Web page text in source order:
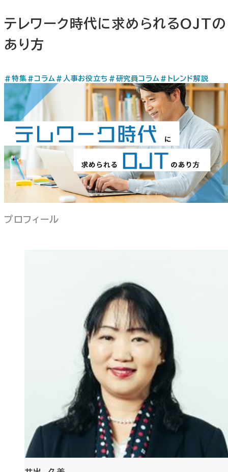
テレワーク時代に求められるOJTの
あり方
#特集 #コラム #人事お役立ち #研究員コラム #トレンド解説
プロフィール